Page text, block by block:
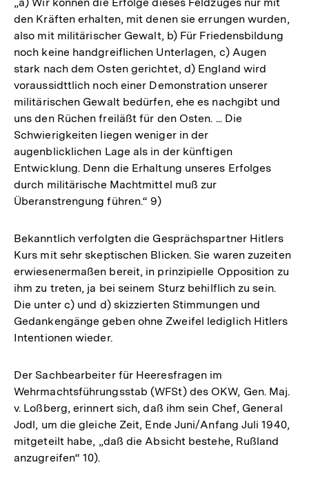
den Kräften erhalten, mit denen sie errungen wurden,
also mit militärischer Gewalt, b) Für Friedensbildung
noch keine handgreiflichen Unterlagen, c) Augen
stark nach dem Osten gerichtet, d) England wird
voraussidttlich noch einer Demonstration unserer
militärischen Gewalt bedürfen, ehe es nachgibt und
uns den Rüchen freiläßt für den Osten. ... Die
Schwierigkeiten liegen weniger in der
augenblicklichen Lage als in der künftigen
Entwicklung. Denn die Erhaltung unseres Erfolges
durch militärische Machtmittel muß zur
Überanstrengung führen.“ 9)
Bekanntlich verfolgten die Gesprächspartner Hitlers
Kurs mit sehr skeptischen Blicken. Sie waren zuzeiten
erwiesenermaßen bereit, in prinzipielle Opposition zu
ihm zu treten, ja bei seinem Sturz behilflich zu sein.
Die unter c) und d) skizzierten Stimmungen und
Gedankengänge geben ohne Zweifel lediglich Hitlers
Intentionen wieder.
Der Sachbearbeiter für Heeresfragen im
Wehrmachtsführungsstab (WFSt) des OKW, Gen. Maj.
v. Loßberg, erinnert sich, daß ihm sein Chef, General
Jodl, um die gleiche Zeit, Ende Juni/Anfang Juli 1940,
mitgeteilt habe, „daß die Absicht bestehe, Rußland
anzugreifen“ 10).